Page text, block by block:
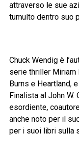
attraverso le sue
tumulto dentro suo
Chuck Wendig è
serie thriller Miriam
Burns e Heartland,
Finalista al John
esordiente,
anche noto per il
per i suoi libri sulla